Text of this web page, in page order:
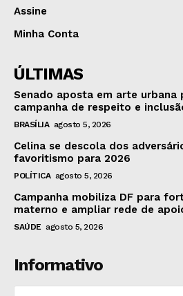
Assine
Minha Conta
ÚLTIMAS
Senado aposta em arte
campanha de respeito e
BRASÍLIA agosto 5, 2026
Celina se descola dos
favoritismo para 2026
POLÍTICA agosto 5, 2026
Campanha mobiliza DF para
materno e ampliar rede de
SAÚDE agosto 5, 2026
Informativo